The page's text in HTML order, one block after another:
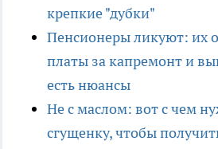
крепкие "дубки"
Пенсионеры ликуют: их
платы за капремонт и
есть нюансы
Не с маслом: вот с чем
сгущенку, чтобы